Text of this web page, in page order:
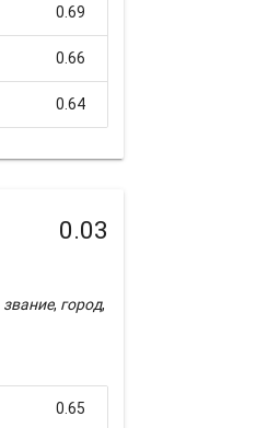
0.69
0.66
0.64
0.03
звание, город,
0.65